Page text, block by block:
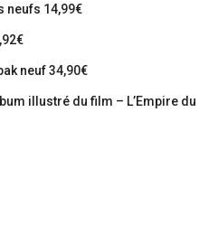
neufs 14,99€
neuf 34,90€
illustré du film – L’Empire du